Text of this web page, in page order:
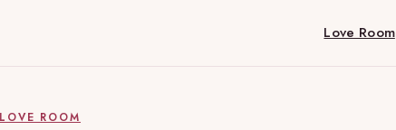
Love Room
LOVE ROOM